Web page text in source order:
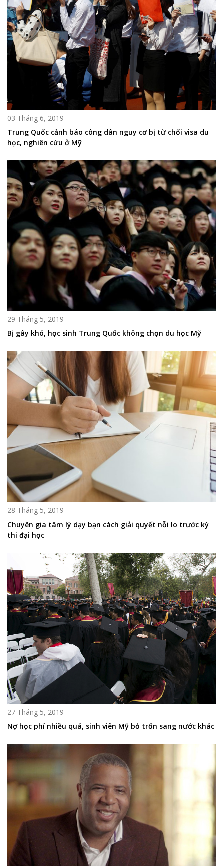
03 Tháng 6, 2019
Trung Quốc cảnh báo công dân nguy cơ bị từ chối visa du
học, nghiên cứu ở Mỹ
29 Tháng 5, 2019
Bị gây khó, học sinh Trung Quốc không chọn du học Mỹ
28 Tháng 5, 2019
Chuyên gia tâm lý dạy bạn cách giải quyết nỗi lo trước kỳ
thi đại học
27 Tháng 5, 2019
Nợ học phí nhiều quá, sinh viên Mỹ bỏ trốn sang nước khác